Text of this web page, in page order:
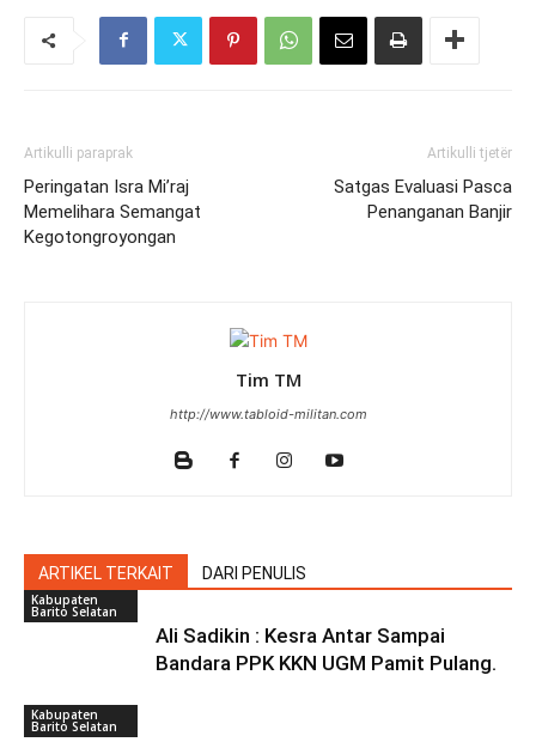
Artikulli paraprak
Peringatan Isra Mi’raj
Memelihara Semangat
Kegotongroyongan
Artikulli tjetër
Satgas Evaluasi Pasca
Penanganan Banjir
Tim TM
http://www.tabloid-militan.com
ARTIKEL TERKAIT DARI PENULIS
Kabupaten
Barito Selatan
Ali Sadikin : Kesra Antar Sampai
Bandara PPK KKN UGM Pamit Pulang.
Kabupaten
Barito Selatan